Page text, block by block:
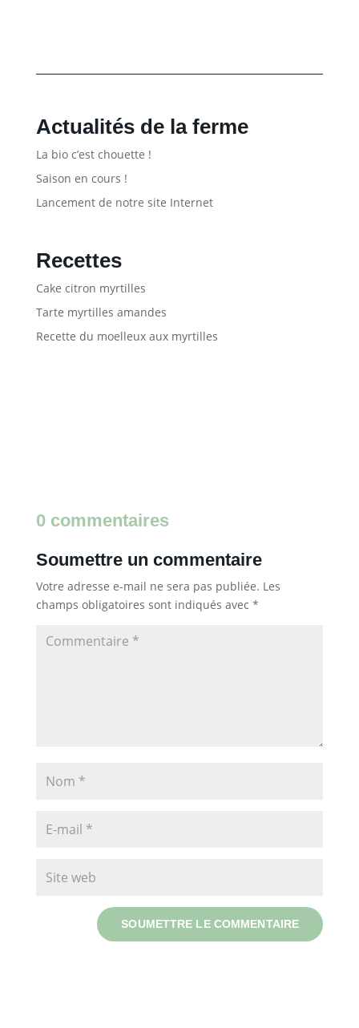
Actualités de la ferme
La bio c’est chouette !
Saison en cours !
Lancement de notre site Internet
Recettes
Cake citron myrtilles
Tarte myrtilles amandes
Recette du moelleux aux myrtilles
0 commentaires
Soumettre un commentaire
Votre adresse e-mail ne sera pas publiée. Les
champs obligatoires sont indiqués avec *
SOUMETTRE LE COMMENTAIRE